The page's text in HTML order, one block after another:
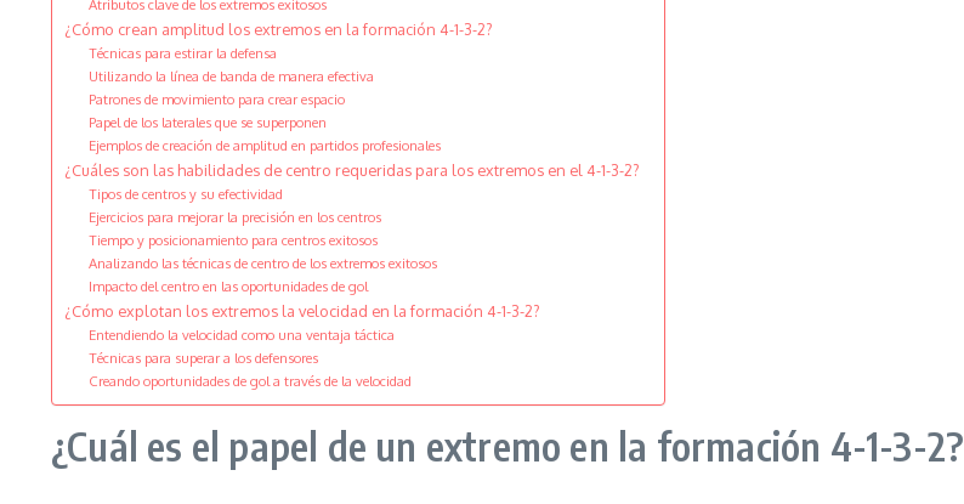
Atributos clave de los extremos exitosos
¿Cómo crean amplitud los extremos en la formación 4-1-3-2?
Técnicas para estirar la defensa
Utilizando la línea de banda de manera efectiva
Patrones de movimiento para crear espacio
Papel de los laterales que se superponen
Ejemplos de creación de amplitud en partidos profesionales
¿Cuáles son las habilidades de centro requeridas para los extremos en el 4-1-3-2?
Tipos de centros y su efectividad
Ejercicios para mejorar la precisión en los centros
Tiempo y posicionamiento para centros exitosos
Analizando las técnicas de centro de los extremos exitosos
Impacto del centro en las oportunidades de gol
¿Cómo explotan los extremos la velocidad en la formación 4-1-3-2?
Entendiendo la velocidad como una ventaja táctica
Técnicas para superar a los defensores
Creando oportunidades de gol a través de la velocidad
¿Cuál es el papel de un extremo en la formación 4-1-3-2?